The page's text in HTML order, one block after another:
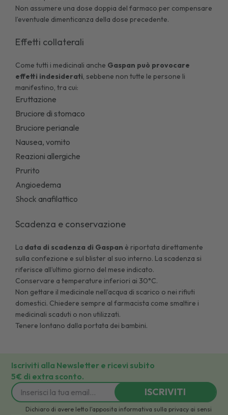
Non assumere una dose doppia del farmaco per compensare
l’eventuale dimenticanza della dose precedente.
Effetti collaterali
Come tutti i medicinali anche Gaspan può provocare
effetti indesiderati, sebbene non tutte le persone li
manifestino, tra cui:
Eruttazione
Bruciore di stomaco
Bruciore perianale
Nausea, vomito
Reazioni allergiche
Prurito
Angioedema
Shock anafilattico
Scadenza e conservazione
La data di scadenza di Gaspan è riportata direttamente
sulla confezione e sul blister al suo interno. La scadenza si
riferisce all’ultimo giorno del mese indicato.
Conservare a temperature inferiori ai 30°C.
Non gettare il medicinale nell’acqua di scarico o nei rifiuti
domestici. Chiedere sempre al farmacista come smaltire i
medicinali scaduti o non utilizzati.
Tenere lontano dalla portata dei bambini.
Iscriviti alla Newsletter e ricevi subito
5€ di extra sconto.
ISCRIVITI
Dichiaro di avere letto l'apposita informativa sulla privacy ai sensi